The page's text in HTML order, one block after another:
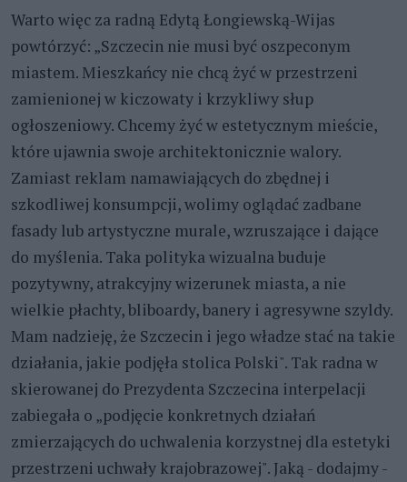
Warto więc za radną Edytą Łongiewską-Wijas
powtórzyć: „Szczecin nie musi być oszpeconym
miastem. Mieszkańcy nie chcą żyć w przestrzeni
zamienionej w kiczowaty i krzykliwy słup
ogłoszeniowy. Chcemy żyć w estetycznym mieście,
które ujawnia swoje architektonicznie walory.
Zamiast reklam namawiających do zbędnej i
szkodliwej konsumpcji, wolimy oglądać zadbane
fasady lub artystyczne murale, wzruszające i dające
do myślenia. Taka polityka wizualna buduje
pozytywny, atrakcyjny wizerunek miasta, a nie
wielkie płachty, bliboardy, banery i agresywne szyldy.
Mam nadzieję, że Szczecin i jego władze stać na takie
działania, jakie podjęła stolica Polski". Tak radna w
skierowanej do Prezydenta Szczecina interpelacji
zabiegała o „podjęcie konkretnych działań
zmierzających do uchwalenia korzystnej dla estetyki
przestrzeni uchwały krajobrazowej". Jaką - dodajmy -